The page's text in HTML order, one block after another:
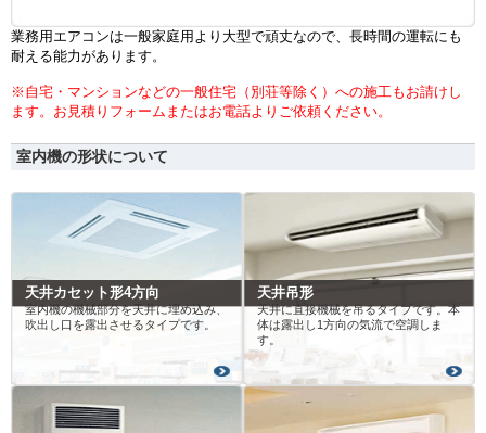
業務用エアコンは一般家庭用より大型で頑丈なので、長時間の運転にも
耐える能力があります。
※自宅・マンションなどの一般住宅（別荘等除く）への施工もお請けし
ます。お見積りフォームまたはお電話よりご依頼ください。
室内機の形状について
天井カセット形4方向
室内機の機械部分を天井に埋め込み、
吹出し口を露出させるタイプです。
天井吊形
天井に直接機械を吊るタイプです。本
体は露出し1方向の気流で空調しま
す。